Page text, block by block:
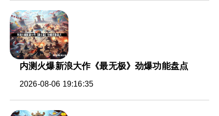
内测火爆新浪大作《最无极》劲爆功能盘点
2026-08-06 19:16:35